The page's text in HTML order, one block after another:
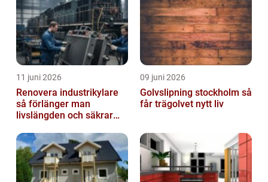
11 juni 2026
Renovera industrikylare
så förlänger man
livslängden och säkrar
09 juni 2026
Golvslipning stockholm så
får trägolvet nytt liv